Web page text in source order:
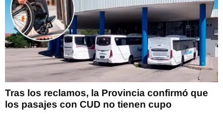
Tras los reclamos, la Provincia confirmó que
los pasajes con CUD no tienen cupo